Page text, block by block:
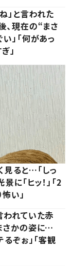
」と言われた
現在の“まさ
」「何があっ
」
見ると…「しっ
に「ヒッ！」「2
い」
われていた赤
さかの姿に…
るぞぉ」「客観